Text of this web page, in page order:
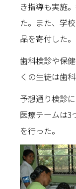
き指導も実施
た。また、学
品を寄付した。
歯科検診や保
くの生徒は歯
予想通り検診
医療チームは3
を行った。